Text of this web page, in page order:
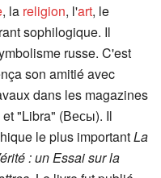
, la religion, l'art, le
sophilogique. Il
russe. C'est
son amitié avec
dans les magazines
"Libra" (Весы). Il
le plus importantLa
: un Essai sur la